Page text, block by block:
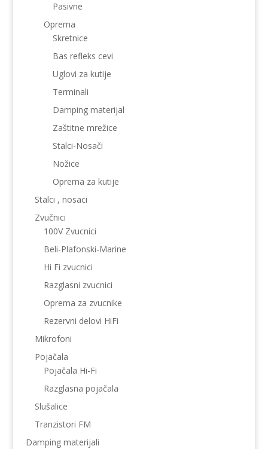
Pasivne
Oprema
Skretnice
Bas refleks cevi
Uglovi za kutije
Terminali
Damping materijal
Zaštitne mrežice
Stalci-Nosači
Nožice
Oprema za kutije
Stalci , nosaci
Zvučnici
100V Zvucnici
Beli-Plafonski-Marine
Hi Fi zvucnici
Razglasni zvucnici
Oprema za zvucnike
Rezervni delovi HiFi
Mikrofoni
Pojačala
Pojačala Hi-Fi
Razglasna pojačala
Slušalice
Tranzistori FM
Damping materijali